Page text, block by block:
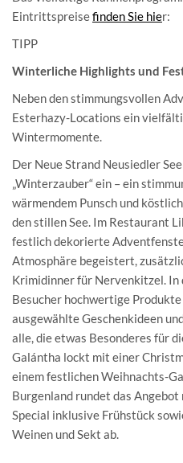
Eintrittspreisefinden Sie hier:
TIPP
Winterliche Highlights und
Neben den stimmungsvollen
Esterhazy-Locations ein
Wintermomente.
Der Neue Strand Neusiedler
„Winterzauber“ ein – ein
wärmendem Punsch und
den stillen See. Im Restaurant
festlich dekorierte
Atmosphäre begeistert,
Krimidinner für Nervenkitzel.
Besucher hochwertige
ausgewählte Geschenkideen
alle, die etwas Besonderes für
Galántha lockt mit einer
einem festlichen Weihnachts-
Burgenland rundet das
Special inklusive Frühstück
Weinen und Sekt ab.